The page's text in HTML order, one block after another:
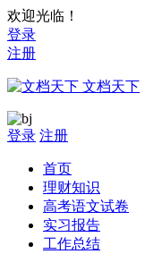
欢迎光临！
登录
注册
文档天下
登录 注册
首页
理财知识
高考语文试卷
实习报告
工作总结